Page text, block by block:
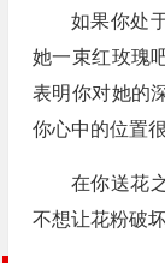
如果你处
她一束红玫瑰
表明你对她的
你心中的位置
在你送花
不想让花粉破